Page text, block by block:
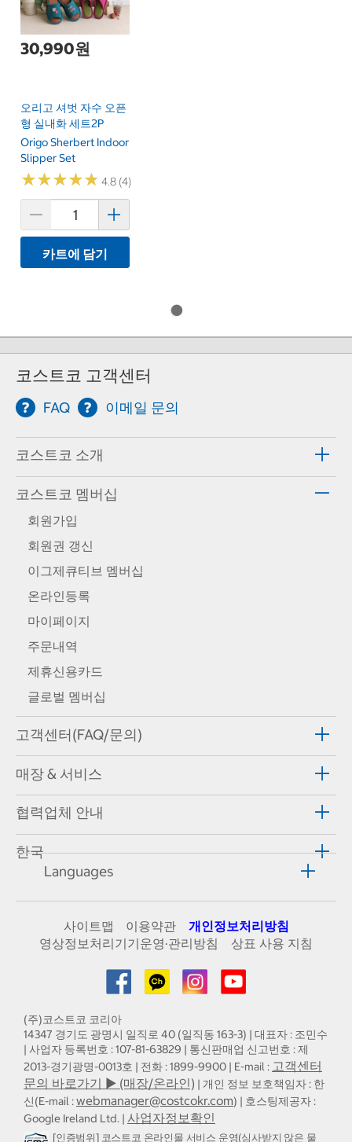
30,990원
오리고 셔벗 자수 오픈
형 실내화 세트2P
Origo Sherbert Indoor
Slipper Set
★★★★★
★★★★★ 4.8 (4)
카트에 담기
코스트코 고객센터
FAQ 이메일 문의
코스트코 소개
코스트코 멤버십
회원가입
회원권 갱신
이그제큐티브 멤버십
온라인등록
마이페이지
주문내역
제휴신용카드
글로벌 멤버십
고객센터(FAQ/문의)
매장 & 서비스
협력업체 안내
한국
Languages
사이트맵 이용약관
개인정보처리방침
영상정보처리기기운영·관리방침
상표 사용 지침
(주)코스트코 코리아
14347 경기도 광명시 일직로 40 (일직동 163-3) | 대표자 : 조민수
| 사업자 등록번호 : 107-81-63829 | 통신판매업 신고번호 : 제
2013-경기광명-0013호 | 전화 : 1899-9900 | E-mail : 고객센터
문의 바로가기 ▶ (매장/온라인) | 개인 정보 보호책임자 : 한
신(E-mail :webmanager@costcokr.com) | 호스팅제공자 :
Google Ireland Ltd. | 사업자정보확인
[인증범위] 코스트코 온라인몰 서비스 운영(심사받지 않은 물